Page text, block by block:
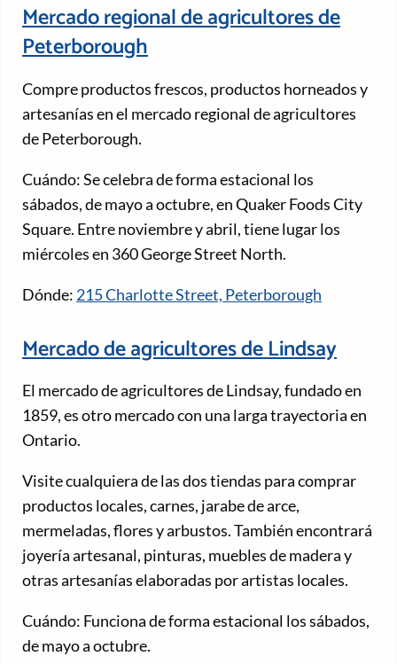
Mercado regional de agricultores de
Peterborough
Compre productos frescos, productos horneados y
artesanías en el mercado regional de agricultores
de Peterborough.
Cuándo: Se celebra de forma estacional los
sábados, de mayo a octubre, en Quaker Foods City
Square. Entre noviembre y abril, tiene lugar los
miércoles en 360 George Street North.
Dónde: 215 Charlotte Street, Peterborough
Mercado de agricultores de Lindsay
El mercado de agricultores de Lindsay, fundado en
1859, es otro mercado con una larga trayectoria en
Ontario.
Visite cualquiera de las dos tiendas para comprar
productos locales, carnes, jarabe de arce,
mermeladas, flores y arbustos. También encontrará
joyería artesanal, pinturas, muebles de madera y
otras artesanías elaboradas por artistas locales.
Cuándo: Funciona de forma estacional los sábados,
de mayo a octubre.